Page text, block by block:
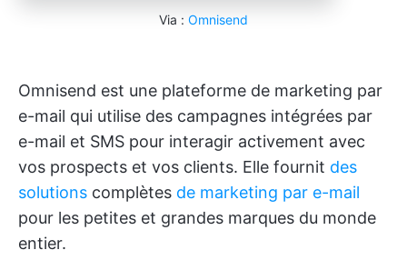
Via : Omnisend
Omnisend est une plateforme de marketing par
e-mail qui utilise des campagnes intégrées par
e-mail et SMS pour interagir activement avec
vos prospects et vos clients. Elle fournit des
solutions complètes de marketing par e-mail
pour les petites et grandes marques du monde
entier.